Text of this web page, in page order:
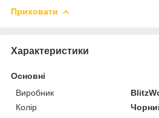
Приховати
Характеристики
Основні
Виробник
Колір